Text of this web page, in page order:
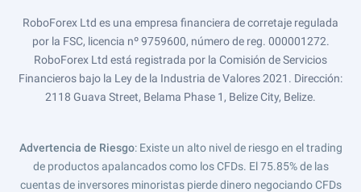
RoboForex Ltd es una empresa financiera de corretaje regulada
por la FSC, licencia nº 9759600, número de reg. 000001272.
RoboForex Ltd está registrada por la Comisión de Servicios
Financieros bajo la Ley de la Industria de Valores 2021. Dirección:
2118 Guava Street, Belama Phase 1, Belize City, Belize.
Advertencia de Riesgo: Existe un alto nivel de riesgo en el trading
de productos apalancados como los CFDs. El 75.85% de las
cuentas de inversores minoristas pierde dinero negociando CFDs